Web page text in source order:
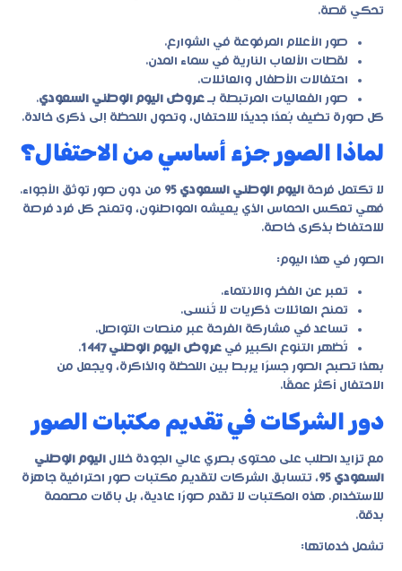
تحكي قصة.
صور الأعلام المرفوعة في الشوارع.
لقطات الألعاب النارية في سماء المدن.
احتفالات الأطفال والعائلات.
صور الفعاليات المرتبطة بـ عروض اليوم الوطني السعودي.
كل صورة تضيف بُعدًا جديدًا للاحتفال، وتحول اللحظة إلى ذكرى خالدة.
لماذا الصور جزء أساسي من الاحتفال؟
لا تكتمل فرحة اليوم الوطني السعودي 95
من دون صور توثق الأجواء.
فهي تعكس الحماس الذي يعيشه المواطنون، وتمنح كل فرد فرصة
للاحتفاظ بذكرى خاصة.
الصور في هذا اليوم:
تعبر عن الفخر والانتماء.
تمنح العائلات ذكريات لا تُنسى.
تساعد في مشاركة الفرحة عبر منصات التواصل.
تُظهر التنوع الكبير في عروض اليوم الوطني 1447
.
بهذا تصبح الصور جسرًا يربط بين اللحظة والذاكرة، ويجعل من
الاحتفال أكثر عمقًا.
دور الشركات في تقديم مكتبات الصور
مع تزايد الطلب على محتوى بصري عالي الجودة خلال اليوم الوطني
السعودي 95
، تتسابق الشركات لتقديم مكتبات صور احترافية جاهزة
للاستخدام. هذه المكتبات لا تقدم صورًا عادية، بل باقات مصممة
بدقة.
تشمل خدماتها: